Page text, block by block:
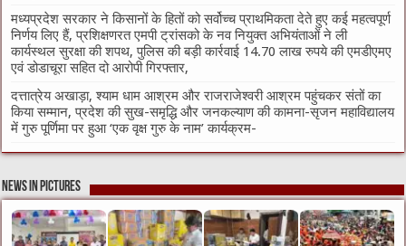
मध्यप्रदेश सरकार ने किसानों के हितों को सर्वोच्च प्राथमिकता देते हुए कई महत्वपूर्ण
निर्णय लिए हैं, प्रशिक्षणरत एमपी ट्रांसको के नव नियुक्त अभियंताओं ने ली
कार्यस्थल सुरक्षा की शपथ, पुलिस की बड़ी कार्रवाई 14.70 लाख रुपये की एमडीएमए
एवं डोडाचूरा सहित दो आरोपी गिरफ्तार,
दत्तात्रेय अखाड़ा, श्याम धाम आश्रम और राजराजेश्वरी आश्रम पहुंचकर संतों का
किया सम्मान, प्रदेश की सुख-समृद्धि और जनकल्याण की कामना-सृजन महाविद्यालय
में गुरु पूर्णिमा पर हुआ ‘एक वृक्ष गुरु के नाम’ कार्यक्रम-
News in Pictures